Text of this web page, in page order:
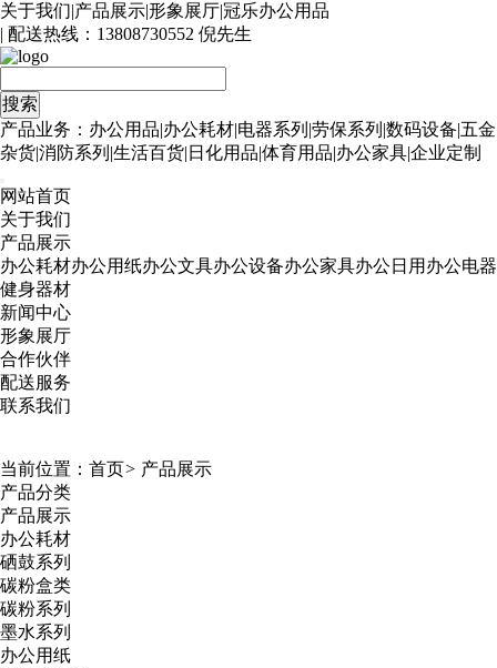
关于我们|产品展示|形象展厅|冠乐办公用品
| 配送热线： 13808730552 倪先生
产品业务：办公用品|办公耗材|电器系列|劳保系列|数码设备|五金
杂货|消防系列|生活百货|日化用品|体育用品|办公家具|企业定制
网站首页
关于我们
产品展示
办公耗材办公用纸办公文具办公设备办公家具办公日用 办公电器
健身器材
新闻中心
形象展厅
合作伙伴
配送服务
联系我们
当前位置： 首页> 产品展示
产品分类
产品展示
办公耗材
硒鼓系列
碳粉盒类
碳粉系列
墨水系列
办公用纸